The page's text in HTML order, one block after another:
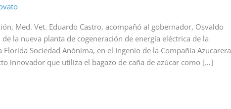
Med. Vet. Eduardo Castro, acompañó al gobernador, Osvaldo
la nueva planta de cogeneración de energía eléctrica de la
Florida Sociedad Anónima, en el Ingenio de la Compañía Azucarera
innovador que utiliza el bagazo de caña de azúcar como […]